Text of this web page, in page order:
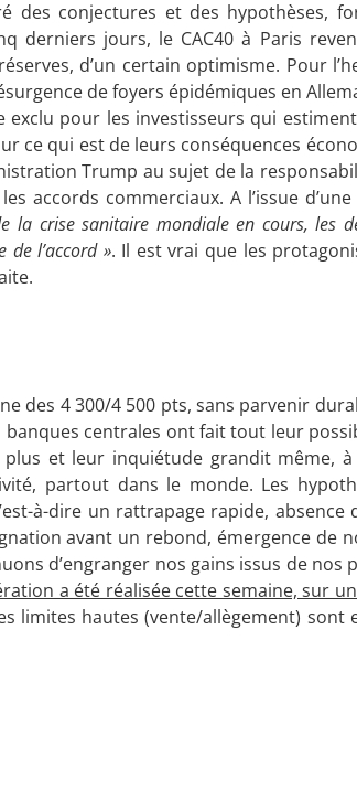
des conjectures et des hypothèses,
derniers jours, le CAC40 à Paris
d’un certain optimisme. Pour
de foyers épidémiques en
pour les investisseurs qui
ce qui est de leurs conséquences
Trump au sujet de la
accords commerciaux. A l’issue
la crise sanitaire mondiale en cours, les
l’accord ». Il est vrai que les
des 4 300/4 500 pts, sans parvenir
banques centrales ont fait tout leur
et leur inquiétude grandit même,
partout dans le monde. Les
à-dire un rattrapage rapide, absence
avant un rebond, émergence de
d’engranger nos gains issus de nos
a été réalisée cette semaine, sur
limites hautes (vente/allègement) sont